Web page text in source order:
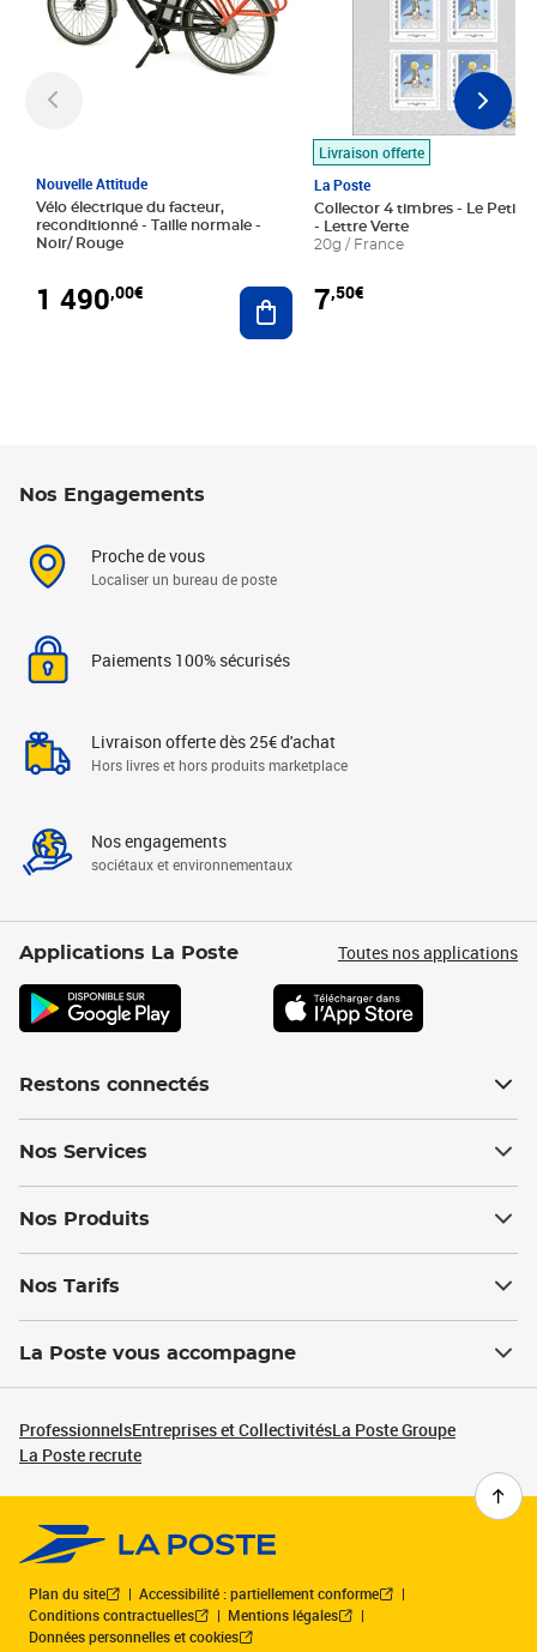
Nouvelle Attitude
Vélo électrique du facteur,
reconditionné - Taille normale -
Noir/ Rouge
1 490,00€ Ajouter au panier
Livraison offerte
La Poste
Collector 4 timbres - Le Petit
- Lettre Verte
20g / France
7,50€
Nos Engagements
Proche de vous
Localiser un bureau de poste
Paiements 100% sécurisés
Livraison offerte dès 25€ d'achat
Hors livres et hors produits marketplace
Nos engagements
sociétaux et environnementaux
Applications La Poste Toutes nos applications
Restons connectés
Nos Services
Nos Produits
Nos Tarifs
La Poste vous accompagne
ProfessionnelsEntreprises et CollectivitésLa Poste Groupe
La Poste recrute
Plan du site
Accessibilité : partiellement conforme
Conditions contractuelles
Mentions légales
Données personnelles et cookies